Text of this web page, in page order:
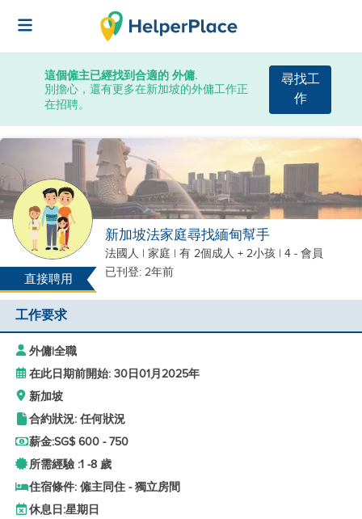
這個僱主已經找到合適的 外傭.
別擔心，還有更多在新加坡的外傭工作正
在招聘。
尋找工
作
直接聘用
新加坡法家庭尋找緬甸幫手
法國人 | 家庭 | 有 2個成人 + 2小孩 | 4 - 會員
已刊登: 2年前
工作要求
外傭|全職
在此日期前開始: 30日01月2025年
新加坡
合約狀況: 任何狀況
薪金:SG$ 600 - 750
所需經驗 :1 -8 歲
住宿條件: 僱主同住 - 獨立房間
休息日:星期日